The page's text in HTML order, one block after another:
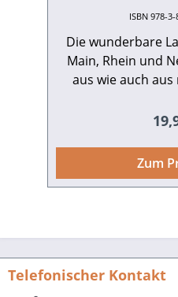
ISBN 978-
Die wunderbare
Main, Rhein und ­Neckar
aus wie auch
Perspektiven.
Bergstraße bis
Europäischer
Zum
Telefonischer Kontakt